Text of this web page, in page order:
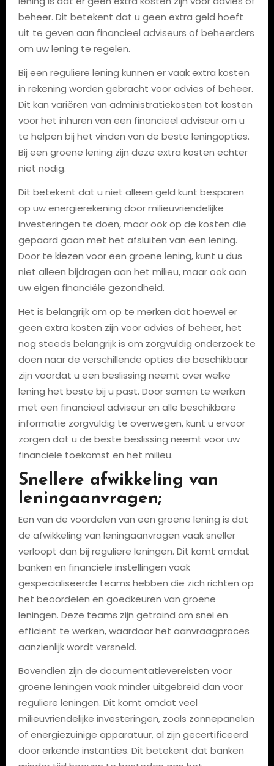
beheer. Dit betekent dat u geen extra geld hoeft
uit te geven aan financieel adviseurs of beheerders
om uw lening te regelen.
Bij een reguliere lening kunnen er vaak extra kosten
in rekening worden gebracht voor advies of beheer.
Dit kan variëren van administratiekosten tot kosten
voor het inhuren van een financieel adviseur om u
te helpen bij het vinden van de beste leningopties.
Bij een groene lening zijn deze extra kosten echter
niet nodig.
Dit betekent dat u niet alleen geld kunt besparen
op uw energierekening door milieuvriendelijke
investeringen te doen, maar ook op de kosten die
gepaard gaan met het afsluiten van een lening.
Door te kiezen voor een groene lening, kunt u dus
niet alleen bijdragen aan het milieu, maar ook aan
uw eigen financiële gezondheid.
Het is belangrijk om op te merken dat hoewel er
geen extra kosten zijn voor advies of beheer, het
nog steeds belangrijk is om zorgvuldig onderzoek te
doen naar de verschillende opties die beschikbaar
zijn voordat u een beslissing neemt over welke
lening het beste bij u past. Door samen te werken
met een financieel adviseur en alle beschikbare
informatie zorgvuldig te overwegen, kunt u ervoor
zorgen dat u de beste beslissing neemt voor uw
financiële toekomst en het milieu.
Snellere afwikkeling van
leningaanvragen;
Een van de voordelen van een groene lening is dat
de afwikkeling van leningaanvragen vaak sneller
verloopt dan bij reguliere leningen. Dit komt omdat
banken en financiële instellingen vaak
gespecialiseerde teams hebben die zich richten op
het beoordelen en goedkeuren van groene
leningen. Deze teams zijn getraind om snel en
efficiënt te werken, waardoor het aanvraagproces
aanzienlijk wordt versneld.
Bovendien zijn de documentatievereisten voor
groene leningen vaak minder uitgebreid dan voor
reguliere leningen. Dit komt omdat veel
milieuvriendelijke investeringen, zoals zonnepanelen
of energiezuinige apparatuur, al zijn gecertificeerd
door erkende instanties. Dit betekent dat banken